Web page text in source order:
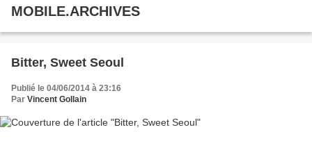
MOBILE.ARCHIVES
Bitter, Sweet Seoul
Publié le 04/06/2014 à 23:16
Par Vincent Gollain